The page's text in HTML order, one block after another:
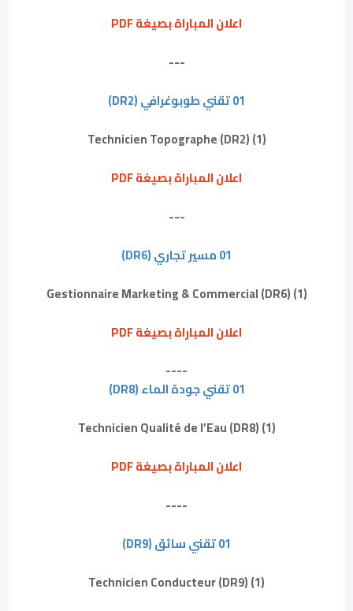
اعلان المباراة بصيغة PDF
---
01 تقني طوبوغرافي (DR2)
(1) Technicien Topographe (DR2)
اعلان المباراة بصيغة PDF
---
01 مسير تجاري (DR6)
(1) Gestionnaire Marketing & Commercial (DR6)
اعلان المباراة بصيغة PDF
----
01 تقني جودة الماء (DR8)
(1) Technicien Qualité de l’Eau (DR8)
اعلان المباراة بصيغة PDF
----
01 تقني سائق (DR9)
(1) Technicien Conducteur (DR9)